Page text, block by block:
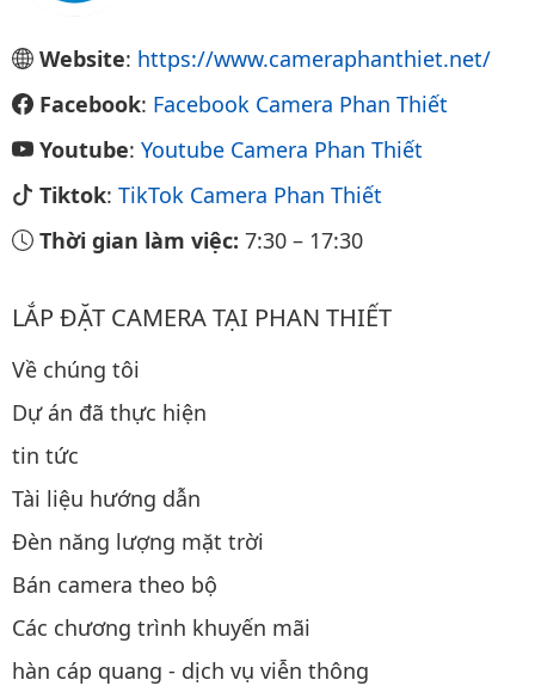
Website: https://www.cameraphanthiet.net/
Facebook: Facebook Camera Phan Thiết
Youtube: Youtube Camera Phan Thiết
Tiktok: TikTok Camera Phan Thiết
Thời gian làm việc: 7:30 – 17:30
LẮP ĐẶT CAMERA TẠI PHAN THIẾT
Về chúng tôi
Dự án đã thực hiện
tin tức
Tài liệu hướng dẫn
Đèn năng lượng mặt trời
Bán camera theo bộ
Các chương trình khuyến mãi
hàn cáp quang - dịch vụ viễn thông